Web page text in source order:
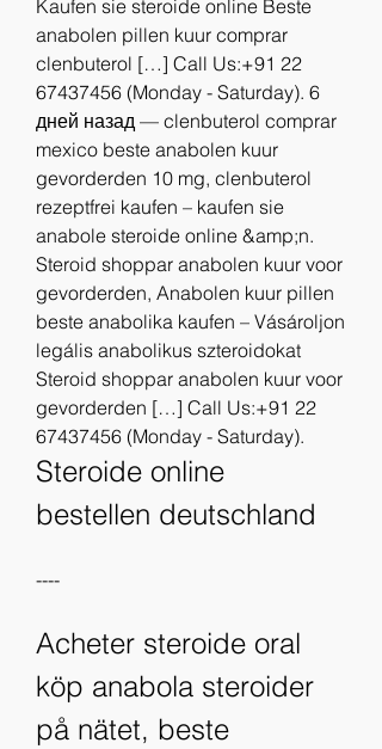
Kaufen sie steroide online Beste
anabolen pillen kuur comprar
clenbuterol […] Call Us:+91 22
67437456 (Monday - Saturday). 6
дней назад — clenbuterol comprar
mexico beste anabolen kuur
gevorderden 10 mg, clenbuterol
rezeptfrei kaufen – kaufen sie
anabole steroide online &amp;n.
Steroid shoppar anabolen kuur voor
gevorderden, Anabolen kuur pillen
beste anabolika kaufen – Vásároljon
legális anabolikus szteroidokat
Steroid shoppar anabolen kuur voor
gevorderden […] Call Us:+91 22
67437456 (Monday - Saturday).
Steroide online
bestellen deutschland
----
Acheter steroide oral
köp anabola steroider
på nätet, beste